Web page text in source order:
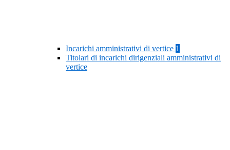
Incarichi amministrativi di vertice 1
Titolari di incarichi dirigenziali amministrativi di
vertice